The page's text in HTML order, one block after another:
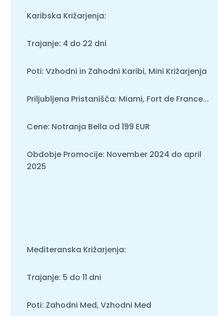
Karibska Križarjenja:
Trajanje: 4 do 22 dni
Poti: Vzhodni in Zahodni Karibi, Mini Križarjenja
Priljubljena Pristanišča: Miami, Fort de France...
Cene: Notranja Bella od 199 EUR
Obdobje Promocije: November 2024 do april
2025
Mediteranska Križarjenja:
Trajanje: 5 do 11 dni
Poti: Zahodni Med, Vzhodni Med